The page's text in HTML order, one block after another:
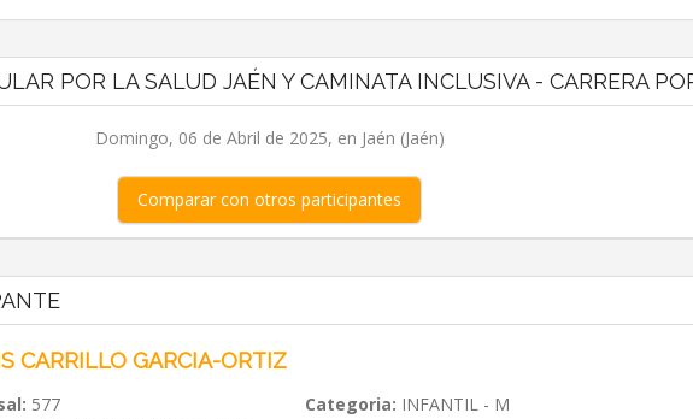
POR LA SALUD JAÉN Y CAMINATA INCLUSIVA - CARRERA
Domingo, 06 de Abril de 2025, en Jaén (Jaén)
Comparar con otros participantes
CARRILLO GARCIA-ORTIZ
577 Categoria: INFANTIL - M